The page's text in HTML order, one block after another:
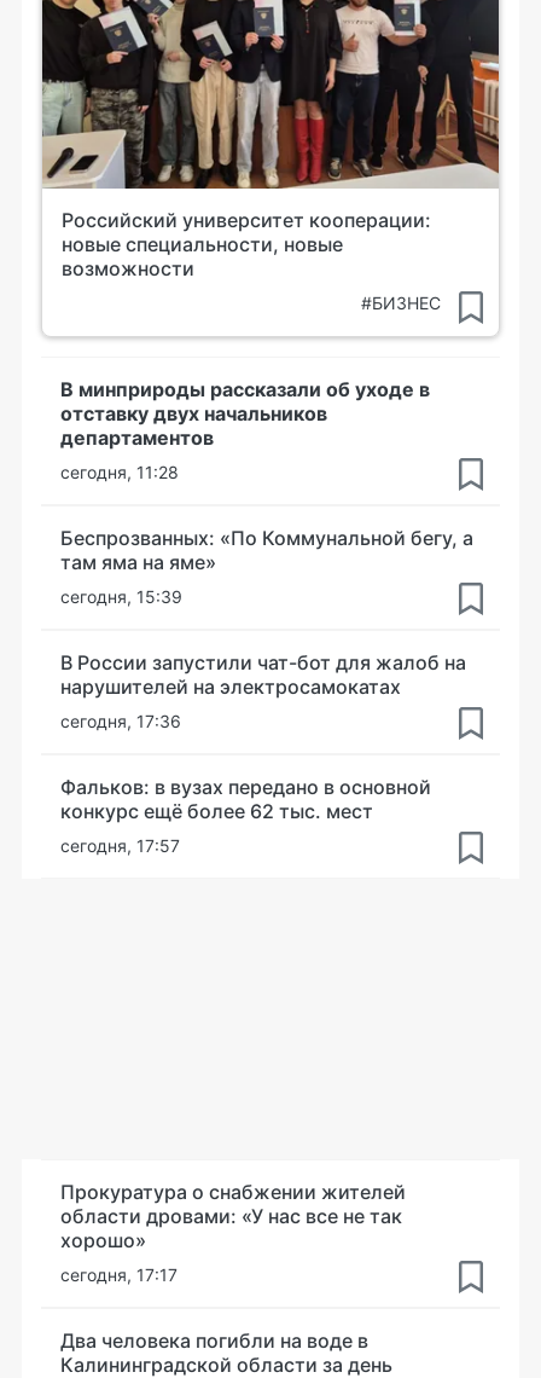
Российский университет кооперации:
новые специальности, новые
возможности
#БИЗНЕС
В минприроды рассказали об уходе в
отставку двух начальников
департаментов
сегодня, 11:28
Беспрозванных: «По Коммунальной бегу, а
там яма на яме»
сегодня, 15:39
В России запустили чат-бот для жалоб на
нарушителей на электросамокатах
сегодня, 17:36
Фальков: в вузах передано в основной
конкурс ещё более 62 тыс. мест
сегодня, 17:57
Прокуратура о снабжении жителей
области дровами: «У нас все не так
хорошо»
сегодня, 17:17
Два человека погибли на воде в
Калининградской области за день